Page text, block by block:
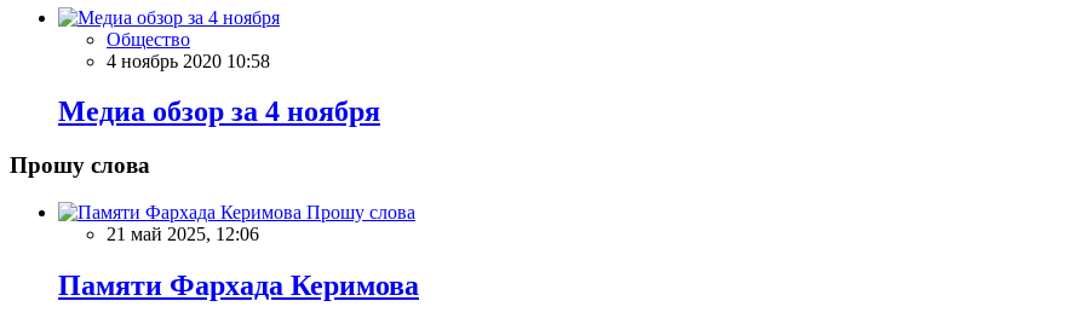
Общество
4 ноябрь 2020 10:58
Meдиа обзор за 4 ноября
Прошу слова
Прошу слова
21 май 2025, 12:06
Памяти Фархада Керимова